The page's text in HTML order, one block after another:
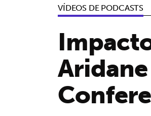
VÍDEOS DE PODCASTS